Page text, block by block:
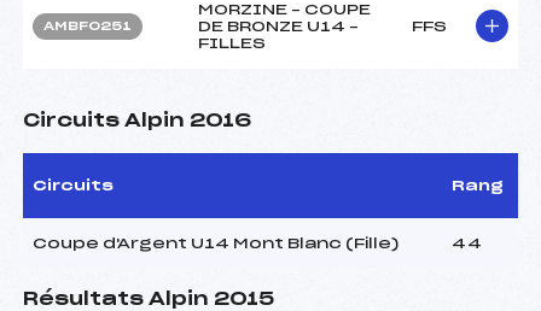
AMBF0251
MORZINE – COUPE
DE BRONZE U14 –
FILLES
FFS
Circuits Alpin 2016
Circuits Rang
Coupe d'Argent U14 Mont Blanc (Fille) 44
Résultats Alpin 2015